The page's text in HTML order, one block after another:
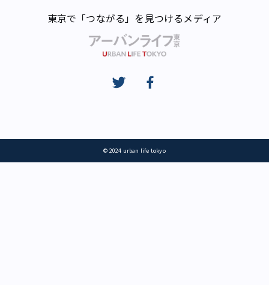
東京で「つながる」を見つけるメディア
© 2024 urban life tokyo